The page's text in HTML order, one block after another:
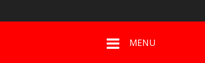
MENU